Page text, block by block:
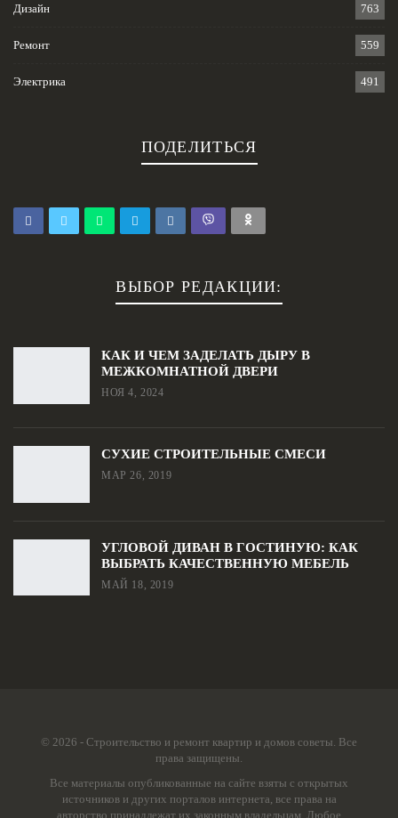
Дизайн 763
Ремонт 559
Электрика 491
ПОДЕЛИТЬСЯ
ВЫБОР РЕДАКЦИИ:
КАК И ЧЕМ ЗАДЕЛАТЬ ДЫРУ В
МЕЖКОМНАТНОЙ ДВЕРИ
НОЯ 4, 2024
СУХИЕ СТРОИТЕЛЬНЫЕ СМЕСИ
МАР 26, 2019
УГЛОВОЙ ДИВАН В ГОСТИНУЮ: КАК
ВЫБРАТЬ КАЧЕСТВЕННУЮ МЕБЕЛЬ
МАЙ 18, 2019
© 2026 - Строительство и ремонт квартир и домов советы. Все
права защищены.
Все материалы опубликованные на сайте взяты с открытых
источников и других порталов интернета, все права на
авторство принадлежат их законным владельцам. Любое